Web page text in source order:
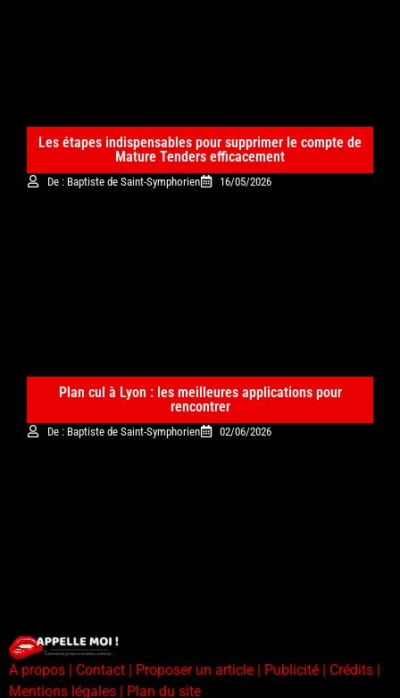
Les étapes indispensables pour supprimer le compte de
Mature Tenders efficacement
De : Baptiste de Saint-Symphorien 16/05/2026
Plan cul à Lyon : les meilleures applications pour
rencontrer
De : Baptiste de Saint-Symphorien 02/06/2026
A propos | Contact | Proposer un article | Publicité | Crédits |
Mentions légales | Plan du site